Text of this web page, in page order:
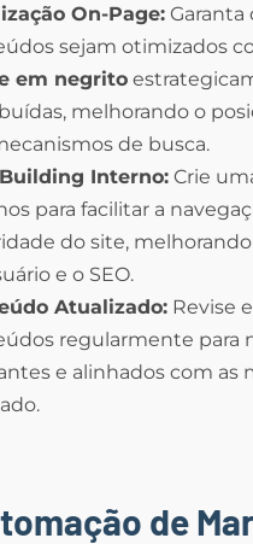
On-Page: Garanta
sejam otimizados
em negrito
melhorando o
de busca.
Interno: Crie
para facilitar a
do site,
e o SEO.
Atualizado: Revise
regularmente para
e alinhados com as
de